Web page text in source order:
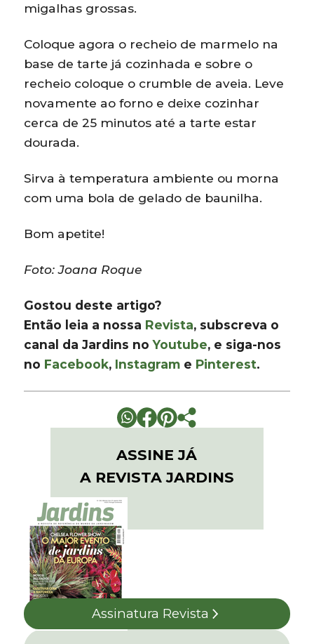
migalhas grossas.
Coloque agora o recheio de marmelo na
base de tarte já cozinhada e sobre o
recheio coloque o crumble de aveia. Leve
novamente ao forno e deixe cozinhar
cerca de 25 minutos até a tarte estar
dourada.
Sirva à temperatura ambiente ou morna
com uma bola de gelado de baunilha.
Bom apetite!
Foto: Joana Roque
Gostou deste artigo?
Então leia a nossa Revista, subscreva o
canal da Jardins noYoutube, e siga-nos
no Facebook, Instagram e Pinterest.
ASSINE JÁ
A REVISTA JARDINS
Assinatura Revista